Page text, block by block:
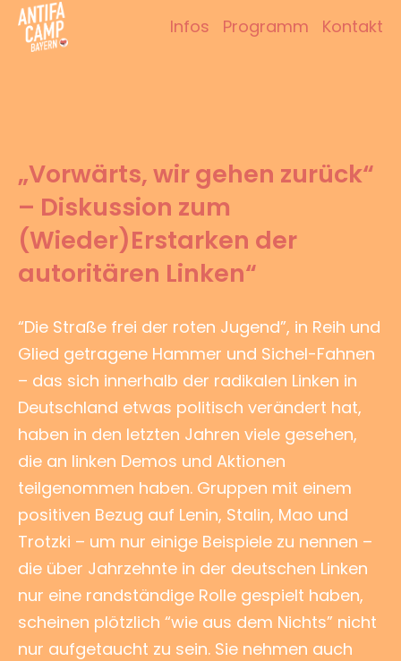
Zum
Inhalt
Infos Programm Kontakt
„Vorwärts, wir gehen zurück“
– Diskussion zum
(Wieder)Erstarken der
autoritären Linken“
“Die Straße frei der roten Jugend”, in Reih und
Glied getragene Hammer und Sichel-Fahnen
– das sich innerhalb der radikalen Linken in
Deutschland etwas politisch verändert hat,
haben in den letzten Jahren viele gesehen,
die an linken Demos und Aktionen
teilgenommen haben. Gruppen mit einem
positiven Bezug auf Lenin, Stalin, Mao und
Trotzki – um nur einige Beispiele zu nennen –
die über Jahrzehnte in der deutschen Linken
nur eine randständige Rolle gespielt haben,
scheinen plötzlich “wie aus dem Nichts” nicht
nur aufgetaucht zu sein. Sie nehmen auch